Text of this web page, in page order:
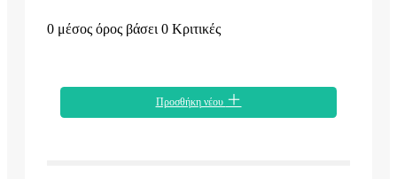
0 μέσος όρος βάσει 0 Κριτικές
Προσθήκη νέου